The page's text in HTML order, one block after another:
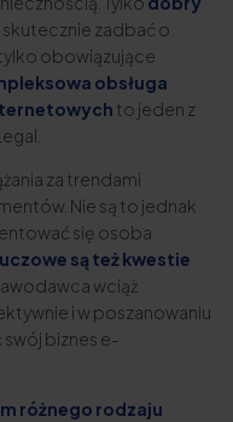
skutecznie zadbać o
obowiązujące
obsługa
to jeden z
za trendami
Nie są to jednak
się osoba
są też kwestie
wciąż
i w poszanowaniu
biznes e-
różnego rodzaju